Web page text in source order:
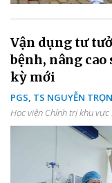
Vận dụng tư
bệnh, nâng
kỳ mới
PGS, TS NGUYỄN
Học viện Chính trị khu vực